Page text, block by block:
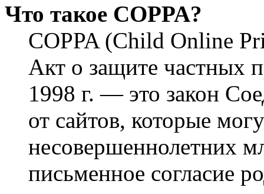
Что такое COPPA?
COPPA (Child Online
Акт о защите частных
1998 г. — это закон
от сайтов, которые
несовершеннолетних
письменное согласие